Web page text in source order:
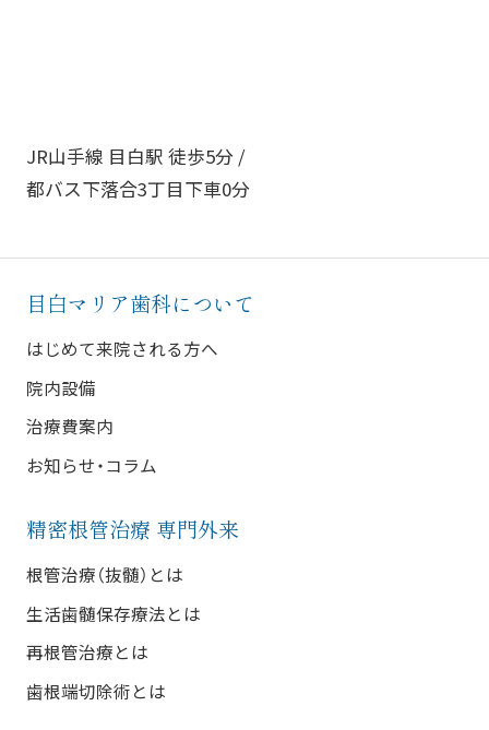
JR山手線 目白駅 徒歩5分 /
都バス下落合3丁目下車0分
目白マリア歯科について
はじめて来院される方へ
院内設備
治療費案内
お知らせ・コラム
精密根管治療 専門外来
根管治療（抜髄）とは
生活歯髄保存療法とは
再根管治療とは
歯根端切除術とは